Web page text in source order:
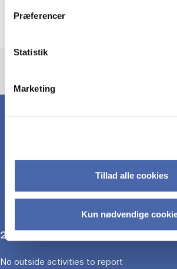
Præferencer
Statistik
Marketing
Tillad alle cookies
Kun nødvendige
OUTSIDE
2025
No outside activities to report